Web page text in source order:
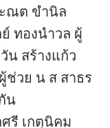
ะณต ขำนิล
ทองนำวล ผู้
น สร้างแก้ว
วย น ส สาธร
น
รี เกตุนิคม